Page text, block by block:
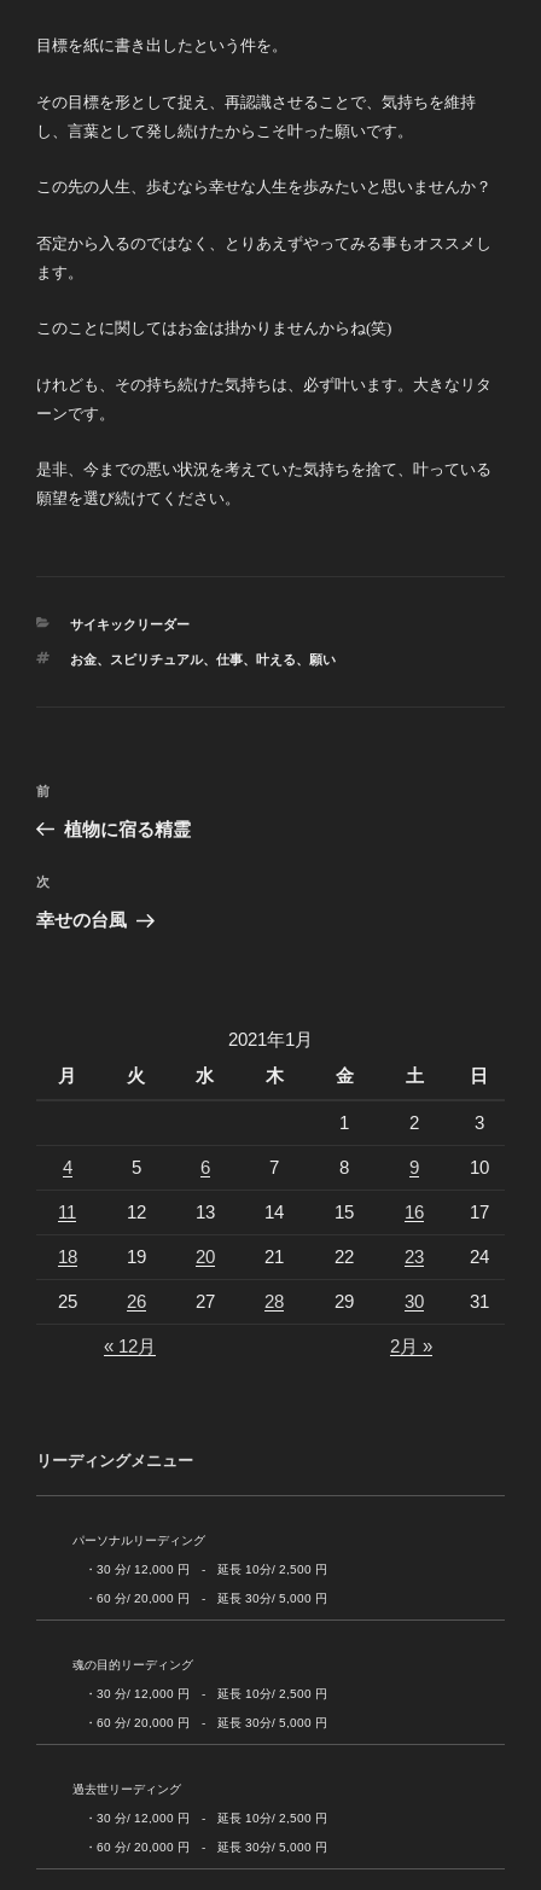
目標を紙に書き出したという件を。
その目標を形として捉え、再認識させることで、気持ちを維持
し、言葉として発し続けたからこそ叶った願いです。
この先の人生、歩むなら幸せな人生を歩みたいと思いませんか？
否定から入るのではなく、とりあえずやってみる事もオススメし
ます。
このことに関してはお金は掛かりませんからね(笑)
けれども、その持ち続けた気持ちは、必ず叶います。大きなリタ
ーンです。
是非、今までの悪い状況を考えていた気持ちを捨て、叶っている
願望を選び続けてください。
カ
ゴ
サイキックリーダー
タ
お金、 スピリチュアル、 仕事、 叶える、 願い
投
ビ
ゲ
前
の
稿
前
植物に宿る精霊
次
の
次
幸せの台風
2021年1月
月
火 水 木 金 土 日
1 2 3
4 5 6 7 8 9 10
11 12 13 14 15 16 17
18 19 20 21 22 23 24
25 26 27 28 29 30 31
« 12月 2月 »
リーディングメニュー
パーソナルリーディング
・30 分/ 12,000 円 - 延長 10分/ 2,500 円
・60 分/ 20,000 円 - 延長 30分/ 5,000 円
魂の目的リーディング
・30 分/ 12,000 円 - 延長 10分/ 2,500 円
・60 分/ 20,000 円 - 延長 30分/ 5,000 円
過去世リーディング
・30 分/ 12,000 円 - 延長 10分/ 2,500 円
・60 分/ 20,000 円 - 延長 30分/ 5,000 円